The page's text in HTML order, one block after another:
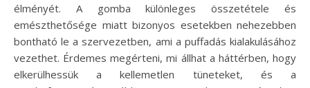
élményét. A gomba különleges összetétele és
emészthetősége miatt bizonyos esetekben nehezebben
bontható le a szervezetben, ami a puffadás kialakulásához
vezethet. Érdemes megérteni, mi állhat a háttérben, hogy
elkerülhessük a kellemetlen tüneteket, és a